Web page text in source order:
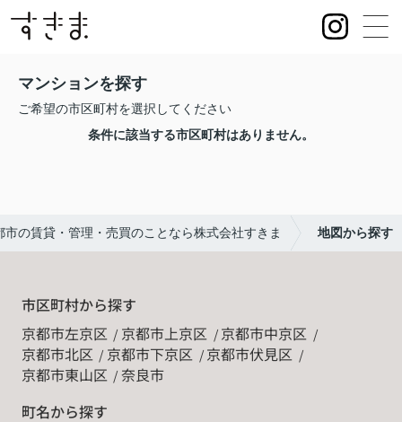
マンションを探す
ご希望の市区町村を選択してください
条件に該当する市区町村はありません。
市の賃貸・管理・売買のことなら株式会社すきま 地図から探す
市区町村から探す
京都市左京区
京都市上京区
京都市中京区
京都市北区
京都市下京区
京都市伏見区
京都市東山区
奈良市
町名から探す